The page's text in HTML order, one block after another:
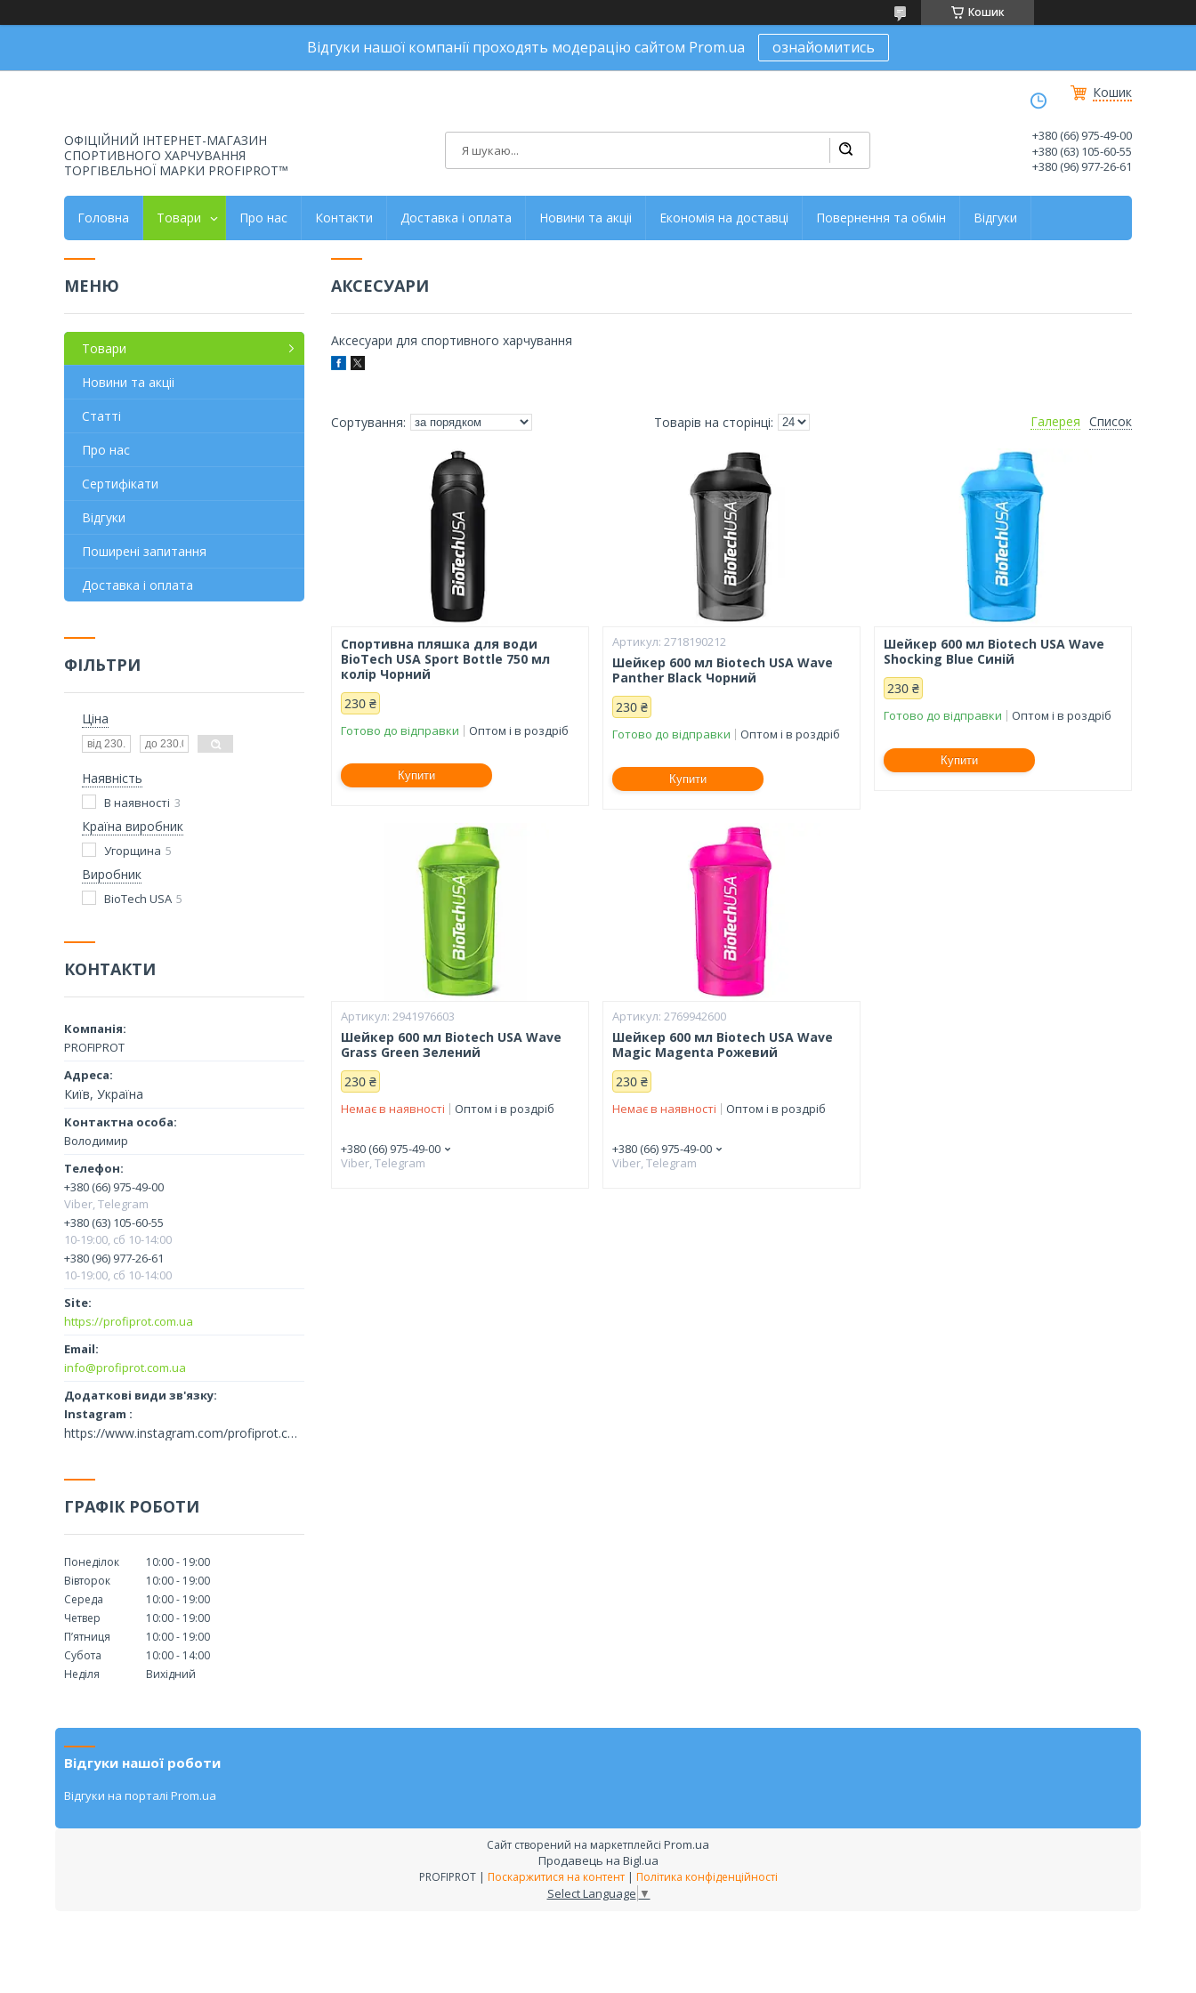
Кошик
Відгуки нашої компанії проходять модерацію сайтом Prom.ua ознайомитись
Кошик
ОФІЦІЙНИЙ ІНТЕРНЕТ-МАГАЗИН
СПОРТИВНОГО ХАРЧУВАННЯ
ТОРГІВЕЛЬНОЇ МАРКИ PROFIPROT™
+380 (66) 975-49-00
+380 (63) 105-60-55
+380 (96) 977-26-61
Головна Товари Про нас Контакти Доставка і оплата Новини та акціі Економія на доставці Повернення та обмін Відгуки
АКСЕСУАРИ
Аксесуари для спортивного харчування
Галерея Список
Спортивна пляшка для води
BioTech USA Sport Bottle 750 мл
колір Чорний
230 ₴
Готово до відправки Оптом і в роздріб
Купити
2718190212
Шейкер 600 мл Biotech USA Wave
Panther Black Чорний
230 ₴
Готово до відправки Оптом і в роздріб
Купити
Шейкер 600 мл Biotech USA Wave
Shocking Blue Синій
230 ₴
Готово до відправки Оптом і в роздріб
Купити
2941976603
Шейкер 600 мл Biotech USA Wave
Grass Green Зелений
230 ₴
Немає в наявності Оптом і в роздріб
+380 (66) 975-49-00
Viber, Telegram
2769942600
Шейкер 600 мл Biotech USA Wave
Magic Magenta Рожевий
230 ₴
Немає в наявності Оптом і в роздріб
+380 (66) 975-49-00
Viber, Telegram
Товари
Новини та акціі
Статті
Про нас
Сертифікати
Відгуки
Поширені запитання
Доставка і оплата
ФІЛЬТРИ
Ціна
Наявність
В наявності 3
Країна виробник
Угорщина 5
Виробник
BioTech USA 5
КОНТАКТИ
PROFIPROT
Київ, Україна
Володимир
+380 (66) 975-49-00
Viber, Telegram
+380 (63) 105-60-55
10-19:00, сб 10-14:00
+380 (96) 977-26-61
10-19:00, сб 10-14:00
https://profiprot.com.ua
info@profiprot.com.ua
Instagram
https://www.instagram.com/profiprot.com.ua/
ГРАФІК РОБОТИ
Понеділок 10:00
19:00
Вівторок
10:00
19:00
Середа
10:00
19:00
Четвер
10:00
19:00
Пʼятниця
10:00
19:00
Субота
10:00
14:00
Неділя
Вихідний
Відгуки нашої роботи
Відгуки на порталі Prom.ua
Сайт створений на маркетплейсі Prom.ua
Продавець на Bigl.ua
PROFIPROT | Поскаржитися на контент | Політика конфіденційності
Select Language ▼